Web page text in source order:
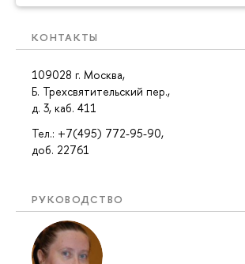
КОНТАКТЫ
109028 г. Москва,
Б. Трехсвятительский пер.,
д. 3, каб. 411
Тел.: +7(495) 772-95-90,
доб. 22761
РУКОВОДСТВО